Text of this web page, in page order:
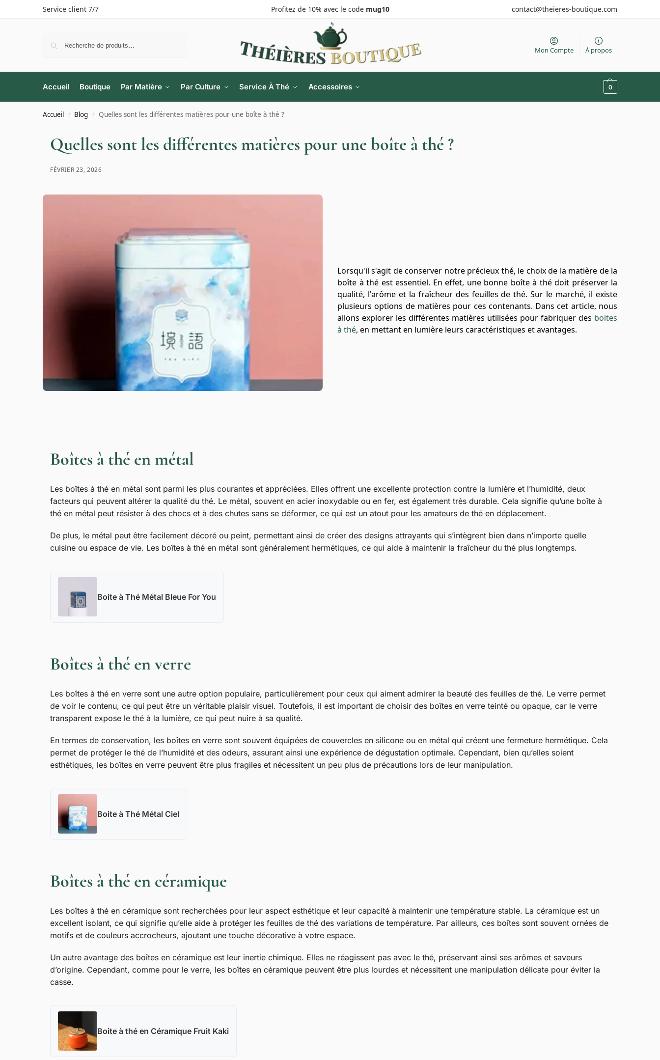
Service client 7/7 Profitez de 10% avec le code mug10 contact@theieres-boutique.com
Mon Compte À propos
Accueil Boutique Par Matière Par Culture Service À Thé Accessoires 0
Accueil / Blog / Quelles sont les différentes matières pour une boîte à thé ?
Quelles sont les différentes matières pour une boîte à thé ?
FÉVRIER 23, 2026
Lorsqu'il s'agit de conserver notre précieux thé, le choix de la matière de la
boîte à thé est essentiel. En effet, une bonne boîte à thé doit préserver la
qualité, l'arôme et la fraîcheur des feuilles de thé. Sur le marché, il existe
plusieurs options de matières pour ces contenants. Dans cet article, nous
allons explorer les différentes matières utilisées pour fabriquer des boites
à thé, en mettant en lumière leurs caractéristiques et avantages.
Boîtes à thé en métal
Les boîtes à thé en métal sont parmi les plus courantes et appréciées. Elles offrent une excellente protection contre la lumière et l’humidité, deux
facteurs qui peuvent altérer la qualité du thé. Le métal, souvent en acier inoxydable ou en fer, est également très durable. Cela signifie qu’une boîte à
thé en métal peut résister à des chocs et à des chutes sans se déformer, ce qui est un atout pour les amateurs de thé en déplacement.
De plus, le métal peut être facilement décoré ou peint, permettant ainsi de créer des designs attrayants qui s’intègrent bien dans n’importe quelle
cuisine ou espace de vie. Les boîtes à thé en métal sont généralement hermétiques, ce qui aide à maintenir la fraîcheur du thé plus longtemps.
Boite à Thé Métal Bleue For You
Boîtes à thé en verre
Les boîtes à thé en verre sont une autre option populaire, particulièrement pour ceux qui aiment admirer la beauté des feuilles de thé. Le verre permet
de voir le contenu, ce qui peut être un véritable plaisir visuel. Toutefois, il est important de choisir des boîtes en verre teinté ou opaque, car le verre
transparent expose le thé à la lumière, ce qui peut nuire à sa qualité.
En termes de conservation, les boîtes en verre sont souvent équipées de couvercles en silicone ou en métal qui créent une fermeture hermétique. Cela
permet de protéger le thé de l’humidité et des odeurs, assurant ainsi une expérience de dégustation optimale. Cependant, bien qu’elles soient
esthétiques, les boîtes en verre peuvent être plus fragiles et nécessitent un peu plus de précautions lors de leur manipulation.
Boite à Thé Métal Ciel
Boîtes à thé en céramique
Les boîtes à thé en céramique sont recherchées pour leur aspect esthétique et leur capacité à maintenir une température stable. La céramique est un
excellent isolant, ce qui signifie qu’elle aide à protéger les feuilles de thé des variations de température. Par ailleurs, ces boîtes sont souvent ornées de
motifs et de couleurs accrocheurs, ajoutant une touche décorative à votre espace.
Un autre avantage des boîtes en céramique est leur inertie chimique. Elles ne réagissent pas avec le thé, préservant ainsi ses arômes et saveurs
d’origine. Cependant, comme pour le verre, les boîtes en céramique peuvent être plus lourdes et nécessitent une manipulation délicate pour éviter la
casse.
Boite à thé en Céramique Fruit Kaki